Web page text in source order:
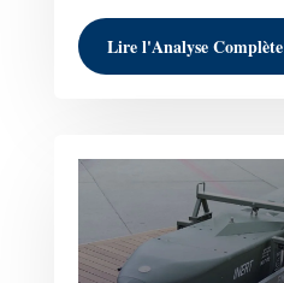
Lire l'Analyse Complète